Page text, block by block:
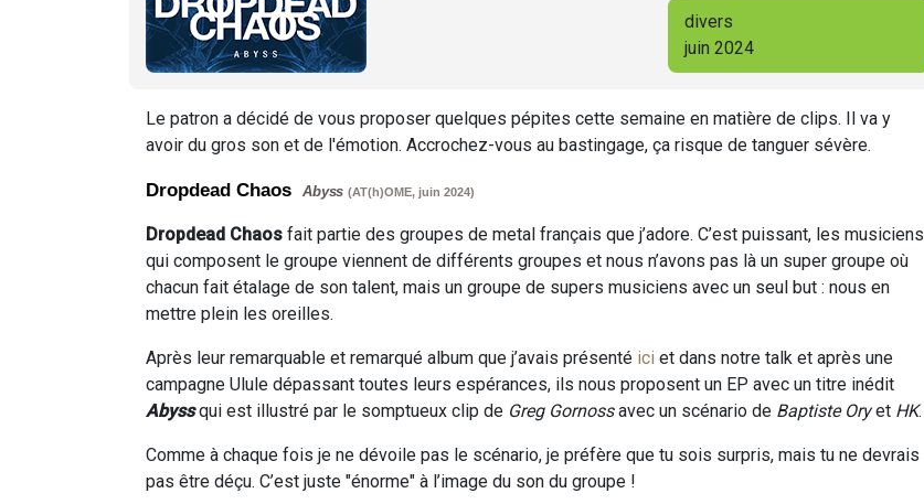
divers
juin 2024
Le patron a décidé de vous proposer quelques pépites cette semaine en matière de clips. Il va y
avoir du gros son et de l'émotion. Accrochez-vous au bastingage, ça risque de tanguer sévère.
Dropdead Chaos Abyss(AT(h)OME, juin 2024)
Dropdead Chaos fait partie des groupes de metal français que j’adore. C’est puissant, les musiciens
qui composent le groupe viennent de différents groupes et nous n’avons pas là un super groupe où
chacun fait étalage de son talent, mais un groupe de supers musiciens avec un seul but : nous en
mettre plein les oreilles.
Après leur remarquable et remarqué album que j’avais présenté ici et dans notre talk et après une
campagne Ulule dépassant toutes leurs espérances, ils nous proposent un EP avec un titre inédit
Abyssqui est illustré par le somptueux clip de Greg Gornossavec un scénario de Baptiste Oryet HK.
Comme à chaque fois je ne dévoile pas le scénario, je préfère que tu sois surpris, mais tu ne devrais
pas être déçu. C’est juste "énorme" à l’image du son du groupe !